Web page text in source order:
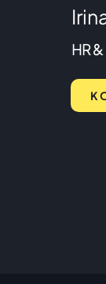
HR